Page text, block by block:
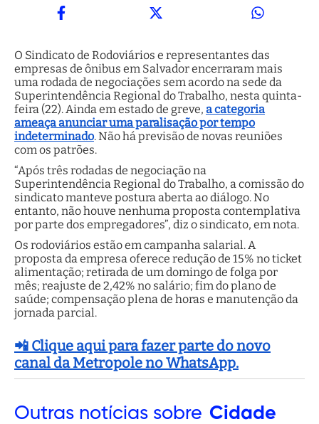
O Sindicato de Rodoviários e representantes das
empresas de ônibus em Salvador encerraram mais
uma rodada de negociações sem acordo na sede da
Superintendência Regional do Trabalho, nesta quinta-
feira (22). Ainda em estado de greve, a categoria
ameaça anunciar uma paralisação por tempo
indeterminado. Não há previsão de novas reuniões
com os patrões.
“Após três rodadas de negociação na
Superintendência Regional do Trabalho, a comissão do
sindicato manteve postura aberta ao diálogo. No
entanto, não houve nenhuma proposta contemplativa
por parte dos empregadores”, diz o sindicato, em nota.
Os rodoviários estão em campanha salarial. A
proposta da empresa oferece redução de 15% no ticket
alimentação; retirada de um domingo de folga por
mês; reajuste de 2,42% no salário; fim do plano de
saúde; compensação plena de horas e manutenção da
jornada parcial.
📲 Clique aqui para fazer parte do novo
canal da Metropole no WhatsApp.
Outras notícias sobre Cidade